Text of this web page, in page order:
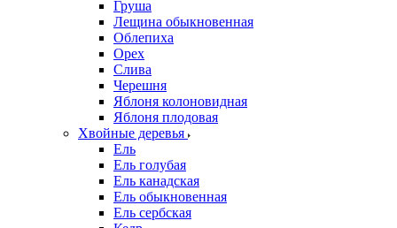
Груша
Лещина обыкновенная
Облепиха
Орех
Слива
Черешня
Яблоня колоновидная
Яблоня плодовая
Хвойные деревья
Ель
Ель голубая
Ель канадская
Ель обыкновенная
Ель сербская